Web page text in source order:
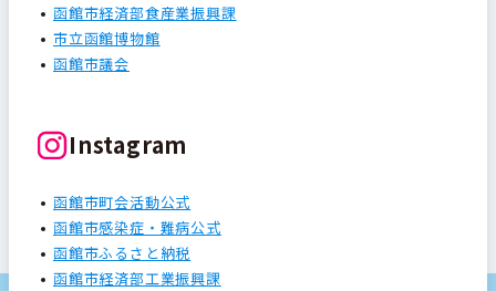
函館市経済部食産業振興課
市立函館博物館
函館市議会
Instagram
函館市町会活動公式
函館市感染症・難病公式
函館市ふるさと納税
函館市経済部工業振興課